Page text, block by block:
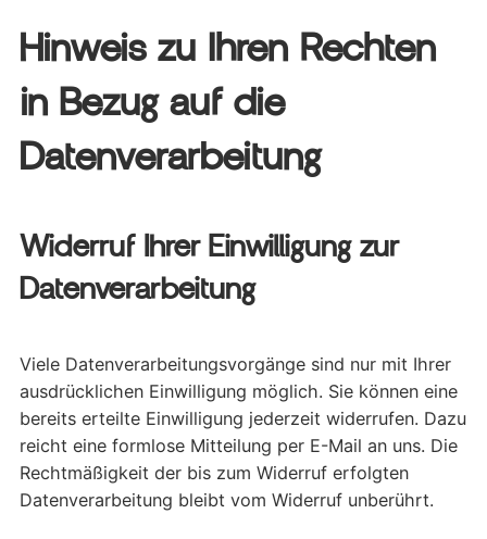
Hinweis zu Ihren Rechten
in Bezug auf die
Datenverarbeitung
Widerruf Ihrer Einwilligung zur
Datenverarbeitung
Viele Datenverarbeitungsvorgänge sind nur mit Ihrer
ausdrücklichen Einwilligung möglich. Sie können eine
bereits erteilte Einwilligung jederzeit widerrufen. Dazu
reicht eine formlose Mitteilung per E-Mail an uns. Die
Rechtmäßigkeit der bis zum Widerruf erfolgten
Datenverarbeitung bleibt vom Widerruf unberührt.